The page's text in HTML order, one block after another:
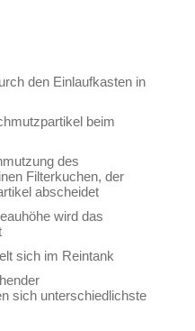
den Einlaufkasten in
beim
des
Filterkuchen, der
abscheidet
wird das
sich im Reintank
sich unterschiedlichste